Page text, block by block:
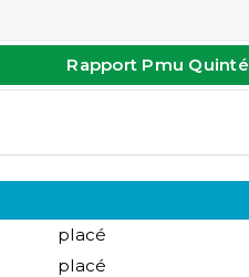
Rapport Pmu Quinté
placé
placé